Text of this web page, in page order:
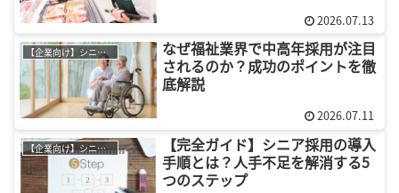
2026.07.13
【企業向け】シニア採用
なぜ福祉業界で中高年採用が注目
されるのか？成功のポイントを徹
底解説
2026.07.11
【企業向け】シニア採用
【完全ガイド】シニア採用の導入
手順とは？人手不足を解消する5
つのステップ